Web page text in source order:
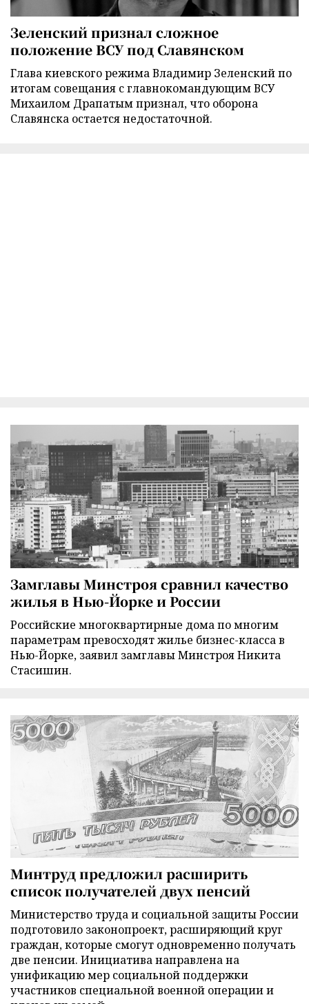
Зеленский признал сложное
положение ВСУ под Славянском
Глава киевского режима Владимир Зеленский по
итогам совещания с главнокомандующим ВСУ
Михаилом Драпатым признал, что оборона
Славянска остается недостаточной.
Замглавы Минстроя сравнил качество
жилья в Нью-Йорке и России
Российские многоквартирные дома по многим
параметрам превосходят жилье бизнес-класса в
Нью-Йорке, заявил замглавы Минстроя Никита
Стасишин.
Минтруд предложил расширить
список получателей двух пенсий
Министерство труда и социальной защиты России
подготовило законопроект, расширяющий круг
граждан, которые смогут одновременно получать
две пенсии. Инициатива направлена на
унификацию мер социальной поддержки
участников специальной военной операции и